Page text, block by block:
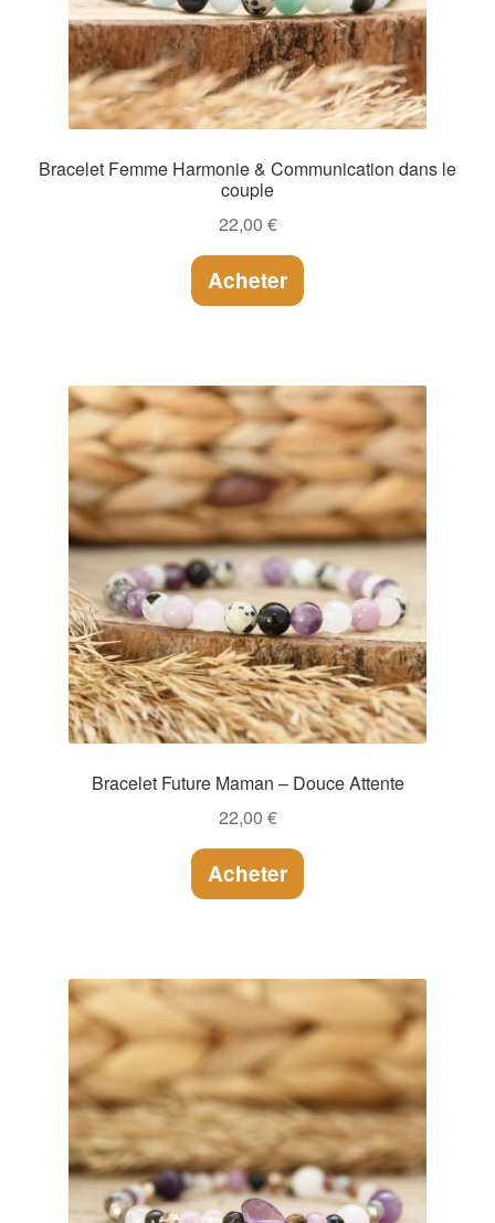
Bracelet Femme Harmonie & Communication dans le
couple
22,00 €
Acheter
Bracelet Future Maman – Douce Attente
22,00 €
Acheter